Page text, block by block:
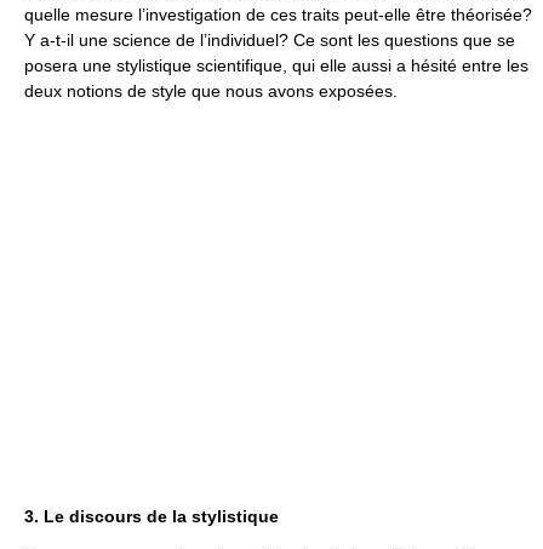
quelle mesure l’investigation de ces traits peut-elle être théorisée?
Y a-t-il une science de l’individuel? Ce sont les questions que se
posera une stylistique scientifique, qui elle aussi a hésité entre les
deux notions de style que nous avons exposées.
3. Le discours de la stylistique